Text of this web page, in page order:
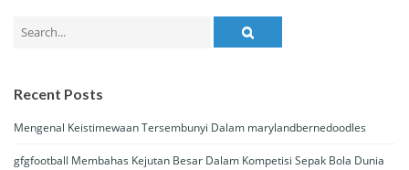
for:
Recent Posts
Mengenal Keistimewaan Tersembunyi Dalam marylandbernedoodles
gfgfootball Membahas Kejutan Besar Dalam Kompetisi Sepak Bola Dunia